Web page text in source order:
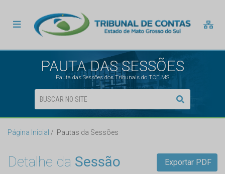
PAUTA DAS SESSÕES
Pauta das Sessões dos Tribunais do TCE MS
Página Inicial Pautas da Sessões
Detalhe da Sessão Exportar PDF